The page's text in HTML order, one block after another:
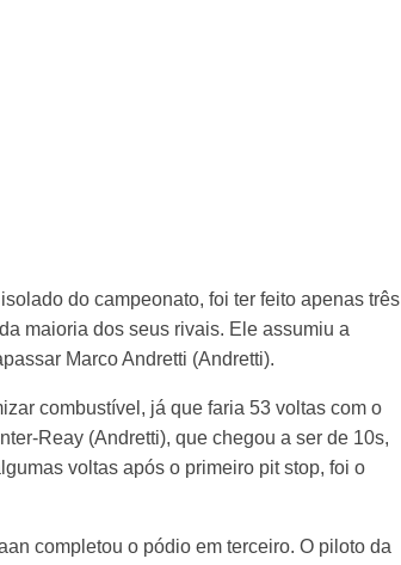
do campeonato, foi ter feito apenas três
maioria dos seus rivais. Ele assumiu a
Marco Andretti (Andretti).
combustível, já que faria 53 voltas com o
Reay (Andretti), que chegou a ser de 10s,
voltas após o primeiro pit stop, foi o
completou o pódio em terceiro. O piloto da